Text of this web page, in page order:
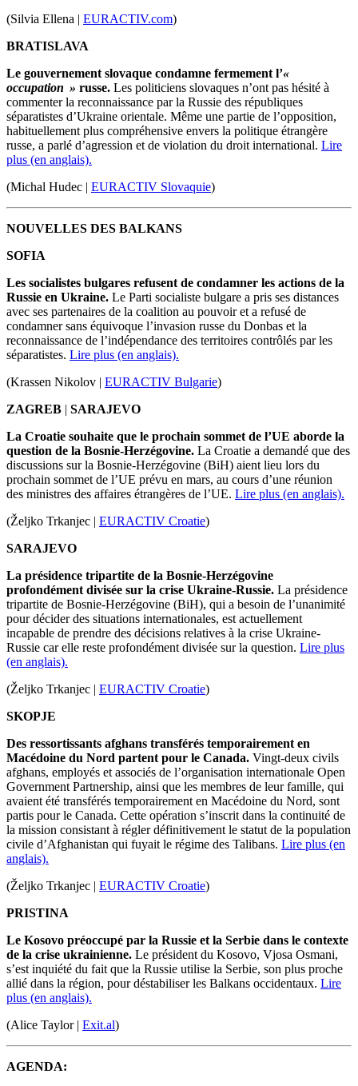
(Silvia Ellena | EURACTIV.com)
BRATISLAVA
Le gouvernement slovaque condamne fermement l’«
occupation » russe. Les politiciens slovaques n’ont pas hésité à
commenter la reconnaissance par la Russie des républiques
séparatistes d’Ukraine orientale. Même une partie de l’opposition,
habituellement plus compréhensive envers la politique étrangère
russe, a parlé d’agression et de violation du droit international. Lire
plus (en anglais).
(Michal Hudec | EURACTIV Slovaquie)
NOUVELLES DES BALKANS
SOFIA
Les socialistes bulgares refusent de condamner les actions de la
Russie en Ukraine. Le Parti socialiste bulgare a pris ses distances
avec ses partenaires de la coalition au pouvoir et a refusé de
condamner sans équivoque l’invasion russe du Donbas et la
reconnaissance de l’indépendance des territoires contrôlés par les
séparatistes. Lire plus (en anglais).
(Krassen Nikolov | EURACTIV Bulgarie)
ZAGREB | SARAJEVO
La Croatie souhaite que le prochain sommet de l’UE aborde la
question de la Bosnie-Herzégovine. La Croatie a demandé que des
discussions sur la Bosnie-Herzégovine (BiH) aient lieu lors du
prochain sommet de l’UE prévu en mars, au cours d’une réunion
des ministres des affaires étrangères de l’UE. Lire plus (en anglais).
(Željko Trkanjec | EURACTIV Croatie)
SARAJEVO
La présidence tripartite de la Bosnie-Herzégovine
profondément divisée sur la crise Ukraine-Russie. La présidence
tripartite de Bosnie-Herzégovine (BiH), qui a besoin de l’unanimité
pour décider des situations internationales, est actuellement
incapable de prendre des décisions relatives à la crise Ukraine-
Russie car elle reste profondément divisée sur la question. Lire plus
(en anglais).
(Željko Trkanjec | EURACTIV Croatie)
SKOPJE
Des ressortissants afghans transférés temporairement en
Macédoine du Nord partent pour le Canada. Vingt-deux civils
afghans, employés et associés de l’organisation internationale Open
Government Partnership, ainsi que les membres de leur famille, qui
avaient été transférés temporairement en Macédoine du Nord, sont
partis pour le Canada. Cette opération s’inscrit dans la continuité de
la mission consistant à régler définitivement le statut de la population
civile d’Afghanistan qui fuyait le régime des Talibans. Lire plus (en
anglais).
(Željko Trkanjec | EURACTIV Croatie)
PRISTINA
Le Kosovo préoccupé par la Russie et la Serbie dans le contexte
de la crise ukrainienne. Le président du Kosovo, Vjosa Osmani,
s’est inquiété du fait que la Russie utilise la Serbie, son plus proche
allié dans la région, pour déstabiliser les Balkans occidentaux. Lire
plus (en anglais).
(Alice Taylor | Exit.al)
AGENDA: